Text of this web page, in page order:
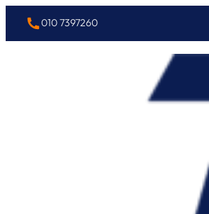
010 7397260